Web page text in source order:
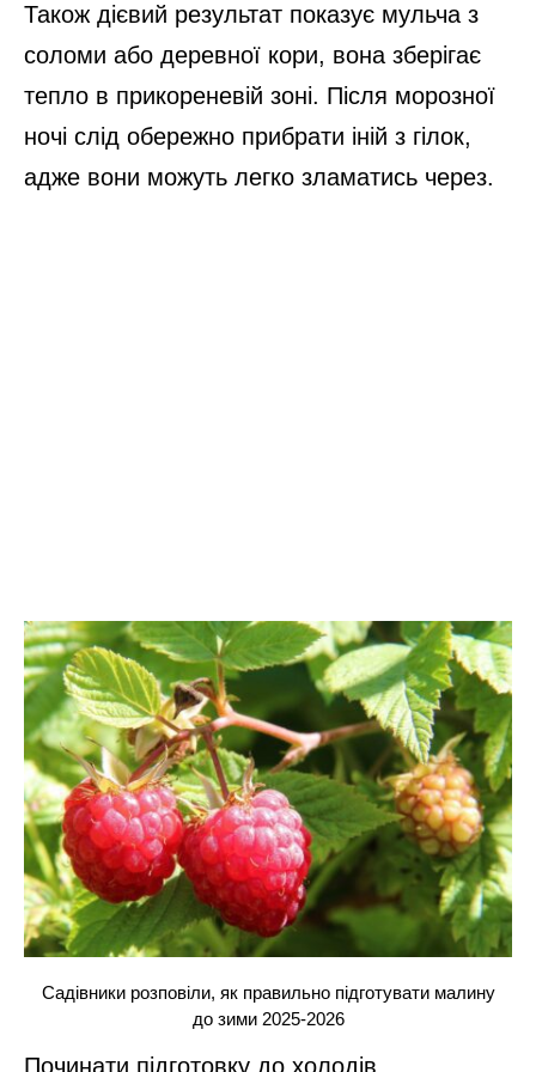
Також дієвий результат показує мульча з
соломи або деревної кори, вона зберігає
тепло в прикореневій зоні. Після морозної
ночі слід обережно прибрати іній з гілок,
адже вони можуть легко зламатись через.
Садівники розповіли, як правильно підготувати малину
до зими 2025-2026
Починати підготовку до холодів